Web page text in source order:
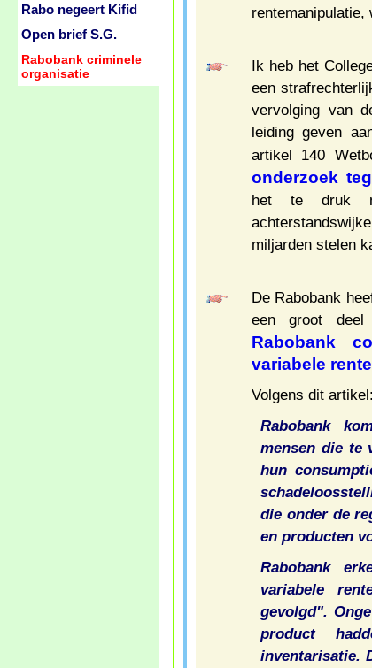
rentemanipulatie,
Ik heb het
een
vervolging van
leiding geven
artikel 140
onderzoek
het te druk
miljarden stelen
De Rabobank
een groot
Rabobank
variabele
Volgens dit artikel:
Rabobank
mensen die te
hun
die onder de
en producten
Rabobank
variabele
gevolgd".
product
inventarisatie.
Rabo negeert Kifid
Open brief S.G.
Rabobank criminele
organisatie